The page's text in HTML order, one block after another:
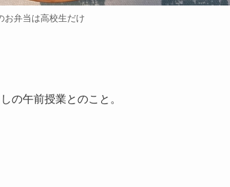
お弁当は高校生だけ
の午前授業とのこと。